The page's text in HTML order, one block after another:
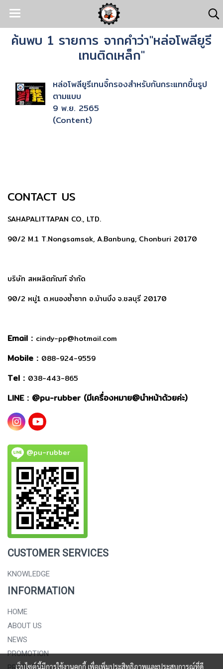
ค้นพบ 1 รายการ จากคำว่า"หล่อโพลียูรี
เทนติดเหล็ก"
หล่อโพลียูรีเทนจิ๊กรองสำหรับกันกระแทกขึ้นรูป
ตามแบบ
9 พ.ย. 2565
(Content)
CONTACT US
SAHAPALITTAPAN CO., LTD.
90/2 M.1 T.Nongsamsak, A.Banbung, Chonburi 20170
บริษัท สหผลิตภัณฑ์ จำกัด
90/2 หมู่1 ต.หนองซ้ำซาก อ.บ้านบึง จ.ชลบุรี 20170
Email : cindy-pp@hotmail.com
Mobile : 088-924-9559
Tel : 038-443-865
LINE : @pu-rubber (มีเครื่องหมาย@นำหน้าด้วยค่ะ)
@pu-rubber
CUSTOMER SERVICES
KNOWLEDGE
INFORMATION
HOME
ABOUT US
NEWS
PROMOTION
เว็บไซต์นี้มีการใช้งานคุกกี้ เพื่อเพิ่มประสิทธิภาพและประสบการณ์ที่ดี